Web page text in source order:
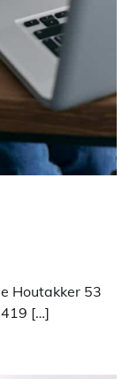
Houtakker 53
[…]